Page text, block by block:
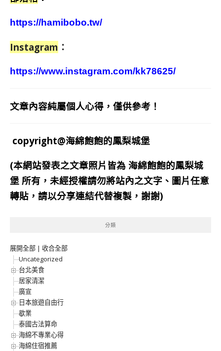
https://hamibobo.tw/
Instagram ：
https://www.instagram.com/kk78625/
文章內容純屬個人心得，僅供參考！
copyright@海綿飽飽的鳳梨城堡
(本網站發表之文章照片皆為 海綿飽飽的鳳梨城
堡 所有，未經授權請勿將站內之文字、圖片任意
轉貼，請以分享連結代替複製，謝謝)
分類
展開全部 | 收合全部
Uncategorized
台北美食
居家清潔
廣宣
日本旅遊自由行
歇業
泰國古法算命
海綿不專業心得
海綿住宿推薦